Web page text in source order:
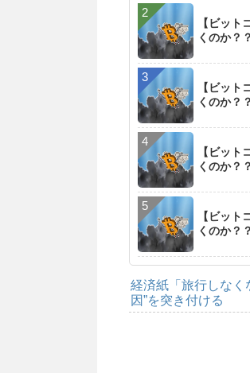
【ビッ
くのか？
【ビッ
くのか？
【ビッ
くのか？
【ビッ
くのか？
経済紙「旅行しな
因”を突き付ける